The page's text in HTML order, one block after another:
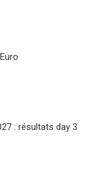
: résultats day 3